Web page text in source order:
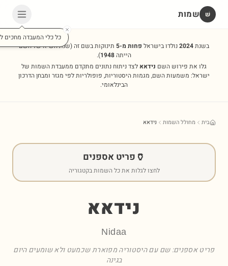
שׁ שמות
כל כלי המעבדה מחכים
בשנת2024נולדו בישראל פחות מ-5 תינוקות בשם זה(שנת השיא של השם
הייתה1948
).
גלו את פירוש השם נידאא לצד ניתוח נתונים מתקדם ממעבדת השמות של
ישראל: משמעות השם, מגמות היסטוריות, פופולריות לפי מגזר ומבחן הדרכון
הבינלאומי.
בית מחולל השמות נידאא
🏺 פריט אספנים
לחצו לגלות את כל השמות בקטגוריה
נידאא
Nidaa
פריט אספנים: שם עם היסטוריה מפוארת שכמעט ולא שומעים היום
בגינה